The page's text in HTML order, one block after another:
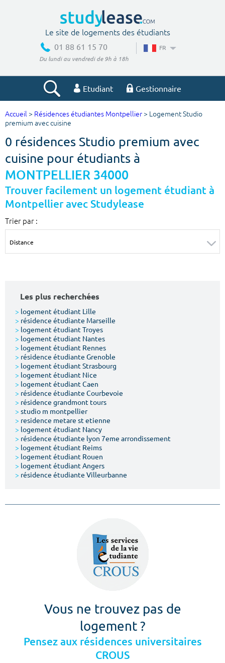
Le site de logements des étudiants
01 88 61 15 70
Du lundi au vendredi de 9h à 18h
FR
Etudiant Gestionnaire
Votre recherche
Ville, école
Budget min
€
Budget max
m² m²
Votre date d'entrée
Chercher
Accueil > Résidences étudiantes Montpellier > Logement Studio
premium avec cuisine
0 résidences Studio premium avec
cuisine pour étudiants à
MONTPELLIER 34000
Trouver facilement un logement étudiant à
Montpellier avec Studylease
Trier par :
Les plus recherchées
> logement étudiant Lille
> résidence étudiante Marseille
> logement étudiant Troyes
> logement étudiant Nantes
> logement étudiant Rennes
> résidence étudiante Grenoble
> logement étudiant Strasbourg
> logement étudiant Nice
> logement étudiant Caen
> résidence étudiante Courbevoie
> résidence grandmont tours
> studio m montpellier
> residence metare st etienne
> logement étudiant Nancy
> résidence étudiante lyon 7eme arrondissement
> logement étudiant Reims
> logement étudiant Rouen
> logement étudiant Angers
> résidence étudiante Villeurbanne
Vous ne trouvez pas de
logement ?
Pensez aux résidences universitaires
CROUS